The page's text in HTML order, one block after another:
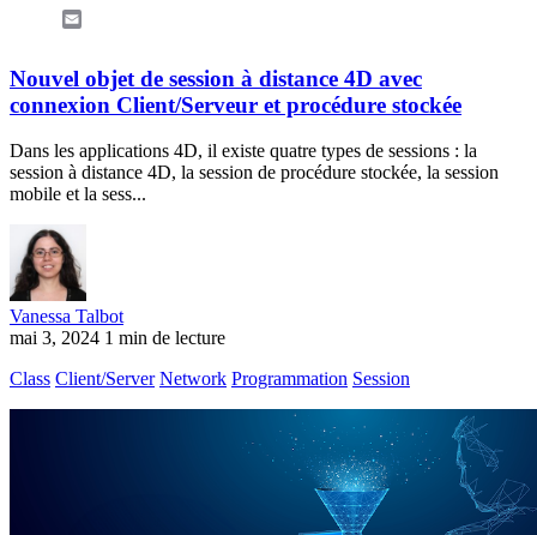
Nouvel objet de session à distance 4D avec
connexion Client/Serveur et procédure stockée
Dans les applications 4D, il existe quatre types de sessions : la
session à distance 4D, la session de procédure stockée, la session
mobile et la sess...
Vanessa Talbot
mai 3, 2024 1 min de lecture
Class Client/Server Network Programmation Session